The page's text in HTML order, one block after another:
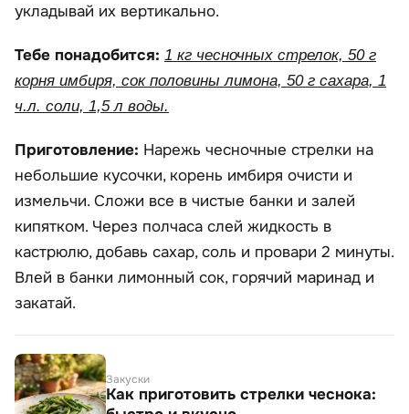
укладывай их вертикально.
Тебе понадобится: 1 кг чесночных стрелок, 50 г
корня имбиря, сок половины лимона, 50 г сахара, 1
ч.л. соли, 1,5 л воды.
Приготовление: Нарежь чесночные стрелки на
небольшие кусочки, корень имбиря очисти и
измельчи. Сложи все в чистые банки и залей
кипятком. Через полчаса слей жидкость в
кастрюлю, добавь сахар, соль и провари 2 минуты.
Влей в банки лимонный сок, горячий маринад и
закатай.
Закуски
Как приготовить стрелки чеснока: